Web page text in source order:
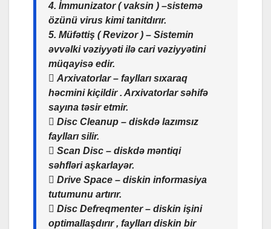
4. İmmunizator ( vaksin ) –sistemə
özünü virus kimi tanitdırır.
5. Müfəttiş ( Revizor ) – Sistemin
əvvəlki vəziyyəti ilə cari vəziyyətini
müqayisə edir.
 Arxivatorlar – faylları sıxaraq
həcmini kiçildir . Arxivatorlar səhifə
sayına təsir etmir.
 Disc Cleanup – diskdə lazımsız
faylları silir.
 Scan Disc – diskdə məntiqi
səhfləri aşkarlayər.
 Drive Space – diskin informasiya
tutumunu artırır.
 Disc Defreqmenter – diskin işini
optimallaşdırır , faylları diskin bir